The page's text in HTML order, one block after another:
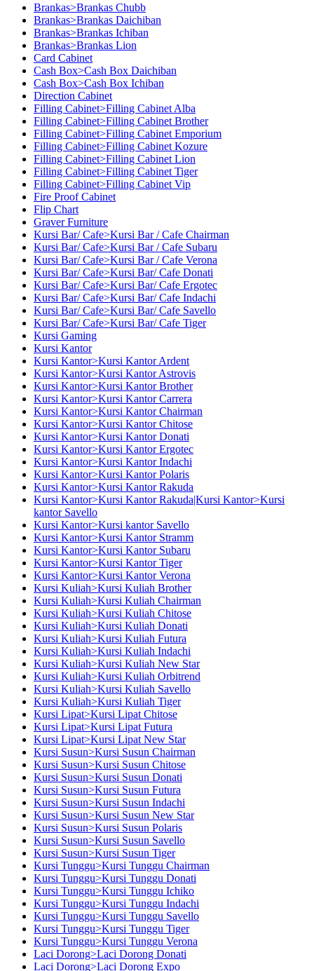
Brankas>Brankas Chubb
Brankas>Brankas Daichiban
Brankas>Brankas Ichiban
Brankas>Brankas Lion
Card Cabinet
Cash Box>Cash Box Daichiban
Cash Box>Cash Box Ichiban
Direction Cabinet
Filling Cabinet>Filling Cabinet Alba
Filling Cabinet>Filling Cabinet Brother
Filling Cabinet>Filling Cabinet Emporium
Filling Cabinet>Filling Cabinet Kozure
Filling Cabinet>Filling Cabinet Lion
Filling Cabinet>Filling Cabinet Tiger
Filling Cabinet>Filling Cabinet Vip
Fire Proof Cabinet
Flip Chart
Graver Furniture
Kursi Bar/ Cafe>Kursi Bar / Cafe Chairman
Kursi Bar/ Cafe>Kursi Bar / Cafe Subaru
Kursi Bar/ Cafe>Kursi Bar / Cafe Verona
Kursi Bar/ Cafe>Kursi Bar/ Cafe Donati
Kursi Bar/ Cafe>Kursi Bar/ Cafe Ergotec
Kursi Bar/ Cafe>Kursi Bar/ Cafe Indachi
Kursi Bar/ Cafe>Kursi Bar/ Cafe Savello
Kursi Bar/ Cafe>Kursi Bar/ Cafe Tiger
Kursi Gaming
Kursi Kantor
Kursi Kantor>Kursi Kantor Ardent
Kursi Kantor>Kursi Kantor Astrovis
Kursi Kantor>Kursi Kantor Brother
Kursi Kantor>Kursi Kantor Carrera
Kursi Kantor>Kursi Kantor Chairman
Kursi Kantor>Kursi Kantor Chitose
Kursi Kantor>Kursi Kantor Donati
Kursi Kantor>Kursi Kantor Ergotec
Kursi Kantor>Kursi Kantor Indachi
Kursi Kantor>Kursi Kantor Polaris
Kursi Kantor>Kursi Kantor Rakuda
Kursi Kantor>Kursi Kantor Rakuda|Kursi Kantor>Kursi
kantor Savello
Kursi Kantor>Kursi kantor Savello
Kursi Kantor>Kursi Kantor Stramm
Kursi Kantor>Kursi Kantor Subaru
Kursi Kantor>Kursi Kantor Tiger
Kursi Kantor>Kursi Kantor Verona
Kursi Kuliah>Kursi Kuliah Brother
Kursi Kuliah>Kursi Kuliah Chairman
Kursi Kuliah>Kursi Kuliah Chitose
Kursi Kuliah>Kursi Kuliah Donati
Kursi Kuliah>Kursi Kuliah Futura
Kursi Kuliah>Kursi Kuliah Indachi
Kursi Kuliah>Kursi Kuliah New Star
Kursi Kuliah>Kursi Kuliah Orbitrend
Kursi Kuliah>Kursi Kuliah Savello
Kursi Kuliah>Kursi Kuliah Tiger
Kursi Lipat>Kursi Lipat Chitose
Kursi Lipat>Kursi Lipat Futura
Kursi Lipat>Kursi Lipat New Star
Kursi Susun>Kursi Susun Chairman
Kursi Susun>Kursi Susun Chitose
Kursi Susun>Kursi Susun Donati
Kursi Susun>Kursi Susun Futura
Kursi Susun>Kursi Susun Indachi
Kursi Susun>Kursi Susun New Star
Kursi Susun>Kursi Susun Polaris
Kursi Susun>Kursi Susun Savello
Kursi Susun>Kursi Susun Tiger
Kursi Tunggu>Kursi Tunggu Chairman
Kursi Tunggu>Kursi Tunggu Donati
Kursi Tunggu>Kursi Tunggu Ichiko
Kursi Tunggu>Kursi Tunggu Indachi
Kursi Tunggu>Kursi Tunggu Savello
Kursi Tunggu>Kursi Tunggu Tiger
Kursi Tunggu>Kursi Tunggu Verona
Laci Dorong>Laci Dorong Donati
Laci Dorong>Laci Dorong Expo